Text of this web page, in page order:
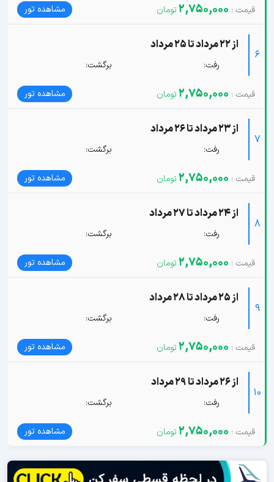
2,750,000 مشاهده تور
6
از 22 مرداد تا 25 مرداد
رفت: برگشت:
2,750,000 مشاهده تور
7
از 23 مرداد تا 26 مرداد
رفت: برگشت:
2,750,000 مشاهده تور
8
از 24 مرداد تا 27 مرداد
رفت: برگشت:
2,750,000 مشاهده تور
9
از 25 مرداد تا 28 مرداد
رفت: برگشت:
2,750,000 مشاهده تور
10
از 26 مرداد تا 29 مرداد
رفت: برگشت:
2,750,000 مشاهده تور